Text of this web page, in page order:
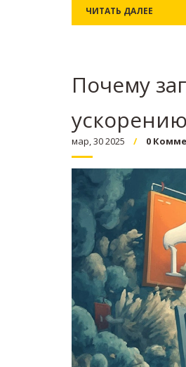
ЧИТАТЬ ДАЛЕЕ
Почему
ускорению
мар, 30 2025 0